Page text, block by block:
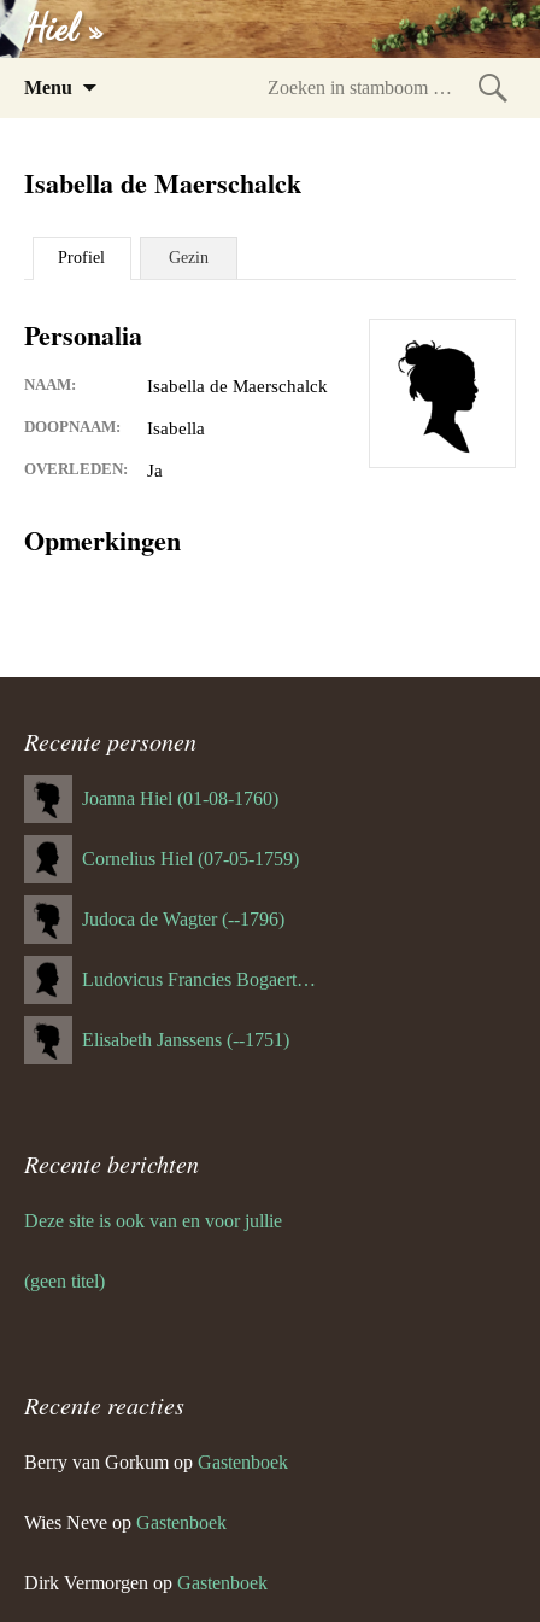
Hiel »
Menu
Isabella de Maerschalck
Profiel Gezin
Personalia
NAAM: Isabella de Maerschalck
DOOPNAAM: Isabella
OVERLEDEN: Ja
Opmerkingen
Recente personen
Joanna Hiel (01-08-1760)
Cornelius Hiel (07-05-1759)
Judoca de Wagter (--1796)
Ludovicus Francies Bogaert (--1825)
Elisabeth Janssens (--1751)
Recente berichten
Deze site is ook van en voor jullie
(geen titel)
Recente reacties
Berry van Gorkum op Gastenboek
Wies Neve op Gastenboek
Dirk Vermorgen op Gastenboek